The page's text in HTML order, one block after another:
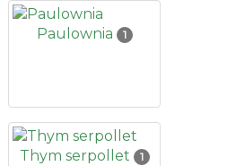
Paulownia 1
Thym serpollet 1